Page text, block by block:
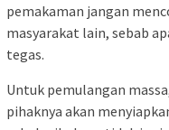
pemakaman jangan
masyarakat lain, sebab
tegas.
Untuk pemulangan
pihaknya akan